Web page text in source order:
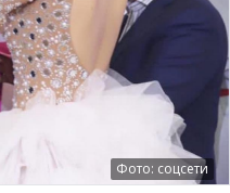
Фото: соцсети